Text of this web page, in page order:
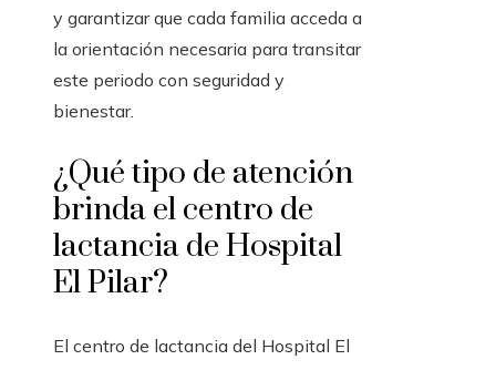
y garantizar que cada familia acceda a
la orientación necesaria para transitar
este periodo con seguridad y
bienestar.
¿Qué tipo de atención
brinda el centro de
lactancia de Hospital
El Pilar?
El centro de lactancia del Hospital El